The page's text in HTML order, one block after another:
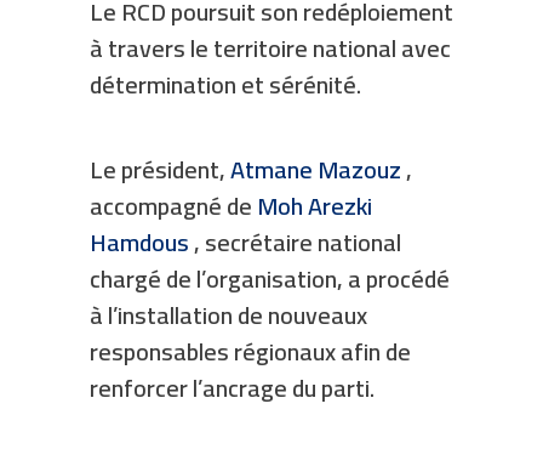
Le RCD poursuit son redéploiement
à travers le territoire national avec
détermination et sérénité.
Le président,Atmane Mazouz,
accompagné deMoh Arezki
Hamdous, secrétaire national
chargé de l’organisation, a procédé
à l’installation de nouveaux
responsables régionaux afin de
renforcer l’ancrage du parti.